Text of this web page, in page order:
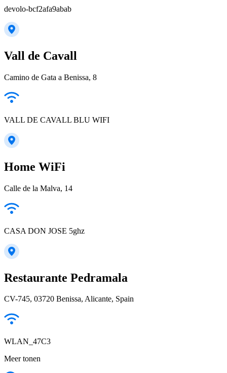
devolo-bcf2afa9abab
Vall de Cavall
Camino de Gata a Benissa, 8
VALL DE CAVALL BLU WIFI
Home WiFi
Calle de la Malva, 14
CASA DON JOSE 5ghz
Restaurante Pedramala
CV-745, 03720 Benissa, Alicante, Spain
WLAN_47C3
Meer tonen